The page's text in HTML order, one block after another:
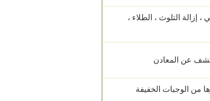
، إزالة التلوث ، الطلاء ،
من الوجبات الخفيفة